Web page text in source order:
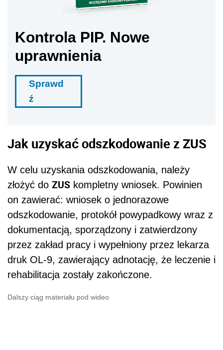
Kontrola PIP. Nowe
uprawnienia
Sprawd
ź
Jak uzyskać odszkodowanie z ZUS
W celu uzyskania odszkodowania, należy
złożyć do ZUS kompletny wniosek. Powinien
on zawierać: wniosek o jednorazowe
odszkodowanie, protokół powypadkowy wraz z
dokumentacją, sporządzony i zatwierdzony
przez zakład pracy i wypełniony przez lekarza
druk OL-9, zawierający adnotację, że leczenie i
rehabilitacja zostały zakończone.
Dalszy ciąg materiału pod wideo